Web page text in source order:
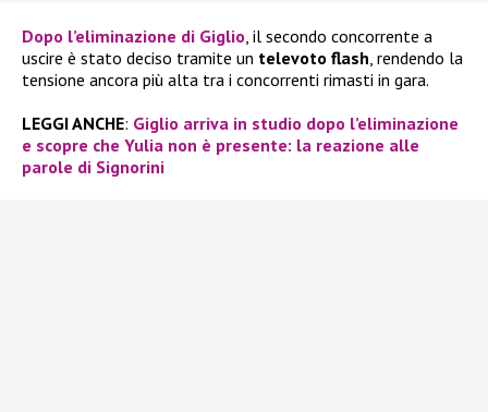
Dopo l’eliminazione di Giglio, il secondo concorrente a
uscire è stato deciso tramite un televoto flash, rendendo la
tensione ancora più alta tra i concorrenti rimasti in gara.
LEGGI ANCHE: Giglio arriva in studio dopo l’eliminazione
e scopre che Yulia non è presente: la reazione alle
parole di Signorini